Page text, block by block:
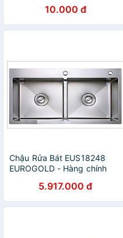
10.000 đ
Chậu Rửa Bát EUS18248
EUROGOLD - Hàng chính
5.917.000 đ